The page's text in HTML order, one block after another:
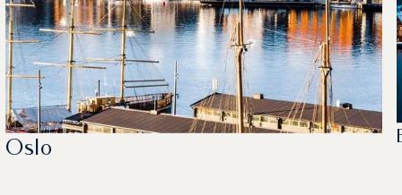
Oslo